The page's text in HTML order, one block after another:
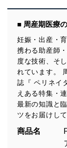
■ 周産期医療
妊娠・出産・
携わる助産師
度な技術、そ
れています。
誌『 ペリネイ
えある特集・
最新の知識と
ツをお届けし
商品名